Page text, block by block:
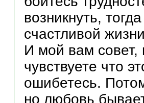
возникнуть,
счастливой
И мой вам совет,
чувствуете что
ошибетесь.
но любовь